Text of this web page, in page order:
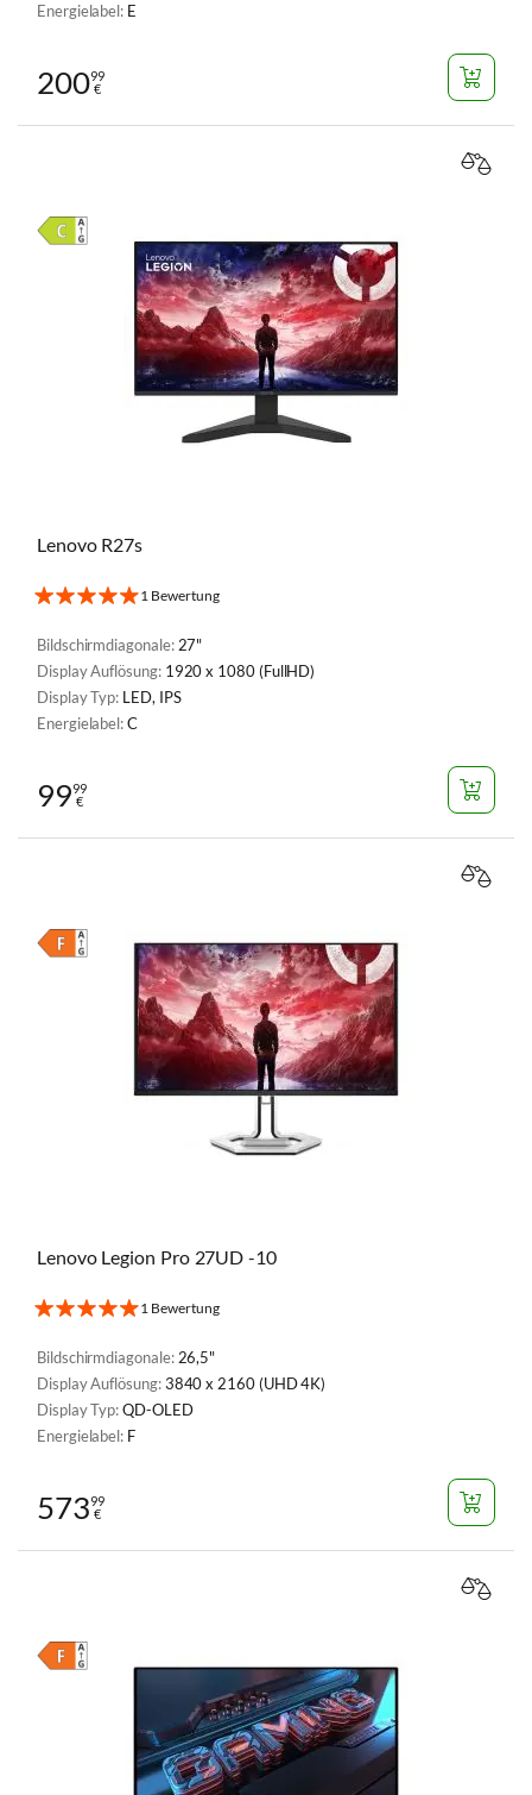
Energielabel: E
20099
€
Lenovo R27s
1 Bewertung
Bildschirmdiagonale: 27"
Display Auflösung: 1920 x 1080 (FullHD)
Display Typ: LED, IPS
Energielabel:C
9999
€
Lenovo Legion Pro 27UD -10
1 Bewertung
Bildschirmdiagonale: 26,5"
Display Auflösung:3840 x 2160 (UHD 4K)
Display Typ:QD-OLED
Energielabel: F
57399
€